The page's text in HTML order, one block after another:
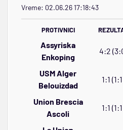
Vreme: 02.06.26 17:18:43
PROTIVNICI
Assyriska
Enkoping
4:2
USM Alger
Belouizdad
1:1
Union Brescia
Ascoli
1:1